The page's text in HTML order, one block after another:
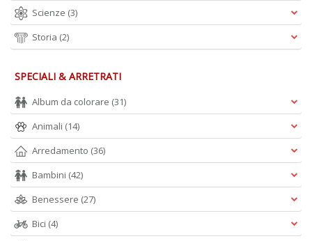
Scienze (3)
Storia (2)
SPECIALI & ARRETRATI
Album da colorare (31)
Animali (14)
Arredamento (36)
Bambini (42)
Benessere (27)
Bici (4)